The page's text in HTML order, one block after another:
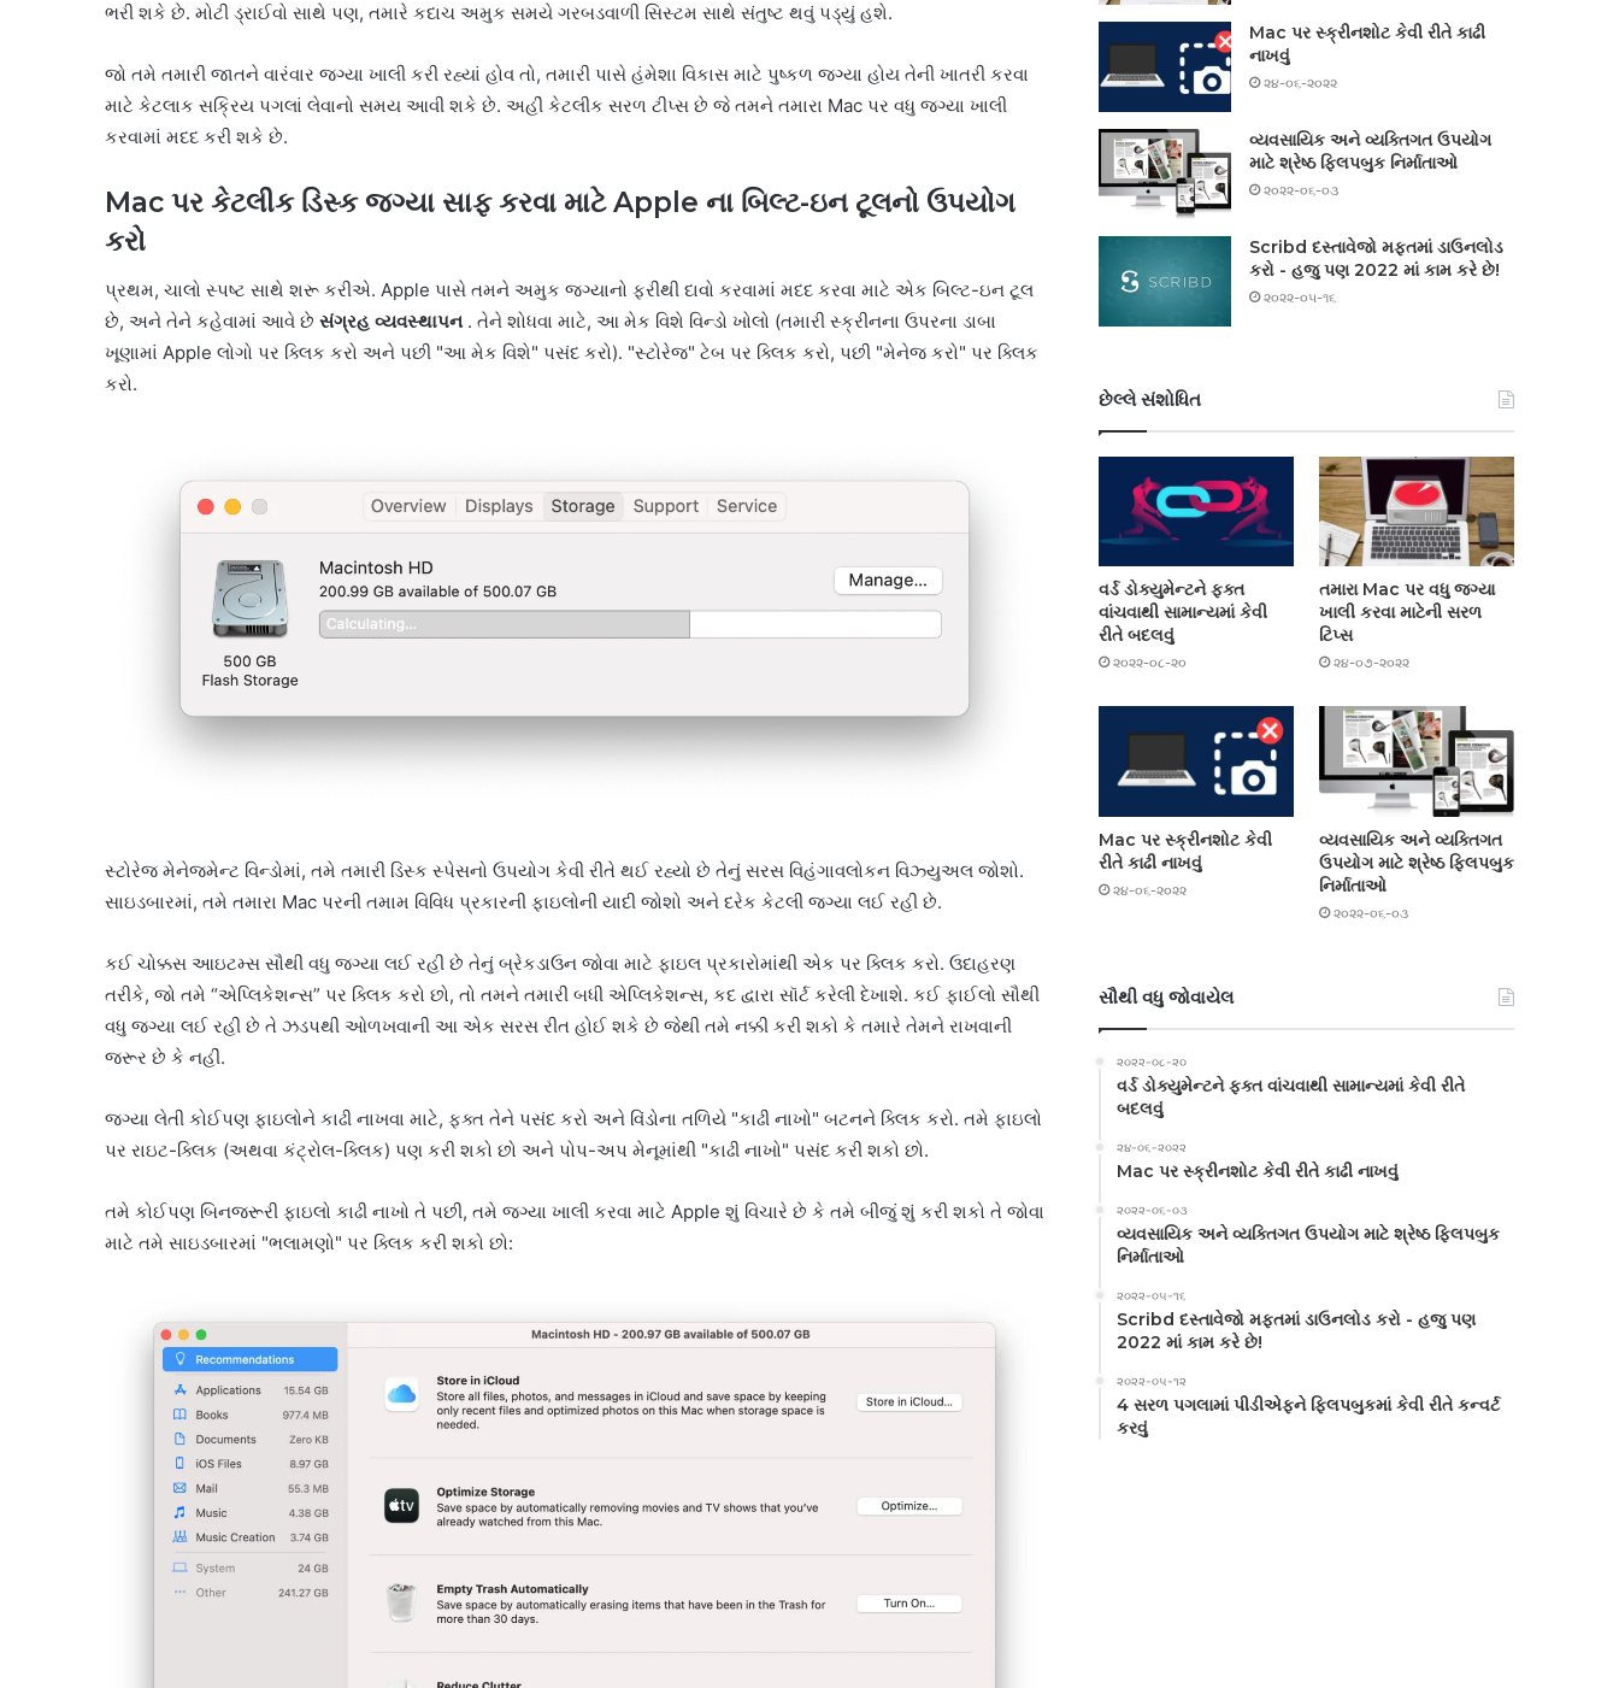
ભરી શકે છે. મોટી ડ્રાઈવો સાથે પણ, તમારે કદાચ અમુક સમયે ગરબડવાળી સિસ્ટમ સાથે સંતુષ્ટ થવું પડ્યું હશે.
જો તમે તમારી જાતને વારંવાર જગ્યા ખાલી કરી રહ્યાં હોવ તો, તમારી પાસે હંમેશા વિકાસ માટે પુષ્કળ જગ્યા હોય તેની ખાતરી કરવા
માટે કેટલાક સક્રિય પગલાં લેવાનો સમય આવી શકે છે. અહીં કેટલીક સરળ ટીપ્સ છે જે તમને તમારા Mac પર વધુ જગ્યા ખાલી
કરવામાં મદદ કરી શકે છે.
Mac પર કેટલીક ડિસ્ક જગ્યા સાફ કરવા માટે Apple ના બિલ્ટ-ઇન ટૂલનો ઉપયોગ
કરો
પ્રથમ, ચાલો સ્પષ્ટ સાથે શરૂ કરીએ. Apple પાસે તમને અમુક જગ્યાનો ફરીથી દાવો કરવામાં મદદ કરવા માટે એક બિલ્ટ-ઇન ટૂલ
છે, અને તેને કહેવામાં આવે છે સંગ્રહ વ્યવસ્થાપન. તેને શોધવા માટે, આ મેક વિશે વિન્ડો ખોલો (તમારી સ્ક્રીનના ઉપરના ડાબા
ખૂણામાં Apple લોગો પર ક્લિક કરો અને પછી "આ મેક વિશે" પસંદ કરો). "સ્ટોરેજ" ટેબ પર ક્લિક કરો, પછી "મેનેજ કરો" પર ક્લિક
કરો.
સ્ટોરેજ મેનેજમેન્ટ વિન્ડોમાં, તમે તમારી ડિસ્ક સ્પેસનો ઉપયોગ કેવી રીતે થઈ રહ્યો છે તેનું સરસ વિહંગાવલોકન વિઝ્યુઅલ જોશો.
સાઇડબારમાં, તમે તમારા Mac પરની તમામ વિવિધ પ્રકારની ફાઇલોની યાદી જોશો અને દરેક કેટલી જગ્યા લઈ રહી છે.
કઈ ચોક્કસ આઇટમ્સ સૌથી વધુ જગ્યા લઈ રહી છે તેનું બ્રેકડાઉન જોવા માટે ફાઇલ પ્રકારોમાંથી એક પર ક્લિક કરો. ઉદાહરણ
તરીકે, જો તમે “એપ્લિકેશન્સ” પર ક્લિક કરો છો, તો તમને તમારી બધી એપ્લિકેશન્સ, કદ દ્વારા સૉર્ટ કરેલી દેખાશે. કઈ ફાઈલો સૌથી
વધુ જગ્યા લઈ રહી છે તે ઝડપથી ઓળખવાની આ એક સરસ રીત હોઈ શકે છે જેથી તમે નક્કી કરી શકો કે તમારે તેમને રાખવાની
જરૂર છે કે નહીં.
જગ્યા લેતી કોઈપણ ફાઇલોને કાઢી નાખવા માટે, ફક્ત તેને પસંદ કરો અને વિંડોના તળિયે "કાઢી નાખો" બટનને ક્લિક કરો. તમે ફાઇલો
પર રાઇટ-ક્લિક (અથવા કંટ્રોલ-ક્લિક) પણ કરી શકો છો અને પોપ-અપ મેનૂમાંથી "કાઢી નાખો" પસંદ કરી શકો છો.
તમે કોઈપણ બિનજરૂરી ફાઇલો કાઢી નાખો તે પછી, તમે જગ્યા ખાલી કરવા માટે Apple શું વિચારે છે કે તમે બીજું શું કરી શકો તે જોવા
માટે તમે સાઇડબારમાં "ભલામણો" પર ક્લિક કરી શકો છો:
Mac પર સ્ક્રીનશોટ કેવી રીતે કાઢી
નાખવું
૨૪-૦૬-૨૦૨૨
વ્યવસાયિક અને વ્યક્તિગત ઉપયોગ
માટે શ્રેષ્ઠ ફ્લિપબુક નિર્માતાઓ
૨૦૨૨-૦૬-૦૩
Scribd દસ્તાવેજો મફતમાં ડાઉનલોડ
કરો - હજુ પણ 2022 માં કામ કરે છે!
૨૦૨૨-૦૫-૧૬
છેલ્લે સંશોધિત
વર્ડ ડોક્યુમેન્ટને ફક્ત
વાંચવાથી સામાન્યમાં કેવી
રીતે બદલવું
૨૦૨૨-૦૮-૨૦
તમારા Mac પર વધુ જગ્યા
ખાલી કરવા માટેની સરળ
ટિપ્સ
૨૪-૦૭-૨૦૨૨
Mac પર સ્ક્રીનશોટ કેવી
રીતે કાઢી નાખવું
૨૪-૦૬-૨૦૨૨
વ્યવસાયિક અને વ્યક્તિગત
ઉપયોગ માટે શ્રેષ્ઠ ફ્લિપબુક
નિર્માતાઓ
૨૦૨૨-૦૬-૦૩
સૌથી વધુ જોવાયેલ
૨૦૨૨-૦૮-૨૦
વર્ડ ડોક્યુમેન્ટને ફક્ત વાંચવાથી સામાન્યમાં કેવી રીતે
બદલવું
૨૪-૦૬-૨૦૨૨
Mac પર સ્ક્રીનશોટ કેવી રીતે કાઢી નાખવું
૨૦૨૨-૦૬-૦૩
વ્યવસાયિક અને વ્યક્તિગત ઉપયોગ માટે શ્રેષ્ઠ ફ્લિપબુક
નિર્માતાઓ
૨૦૨૨-૦૫-૧૬
Scribd દસ્તાવેજો મફતમાં ડાઉનલોડ કરો - હજુ પણ
2022 માં કામ કરે છે!
૨૦૨૨-૦૫-૧૨
4 સરળ પગલામાં પીડીએફને ફ્લિપબુકમાં કેવી રીતે કન્વર્ટ
કરવું